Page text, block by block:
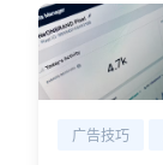
广告技巧